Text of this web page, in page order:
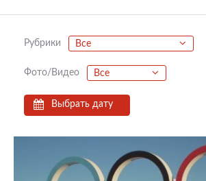
Рубрики Все
Фото/Видео Все
Выбрать дату